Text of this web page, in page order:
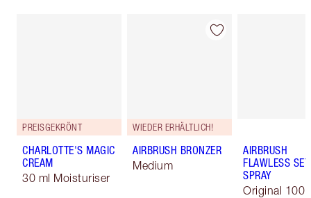
PREISGEKRÖNT
CHARLOTTE'S MAGIC
CREAM
30 ml Moisturiser
WIEDER ERHÄLTLICH!
AIRBRUSH BRONZER
Medium
AIRBRUSH
FLAWLESS
SPRAY
Original 100